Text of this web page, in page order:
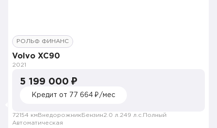
РОЛЬФ ФИНАНС
Volvo XC90
2021
5 199 000 ₽
Кредит от 77 664 ₽/мес
72154 км Внедорожник Бензин2.0 л. 249 л.с. Полный
Автоматическая